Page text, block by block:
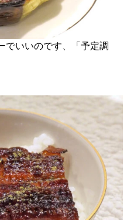
でいいのです、「予定調